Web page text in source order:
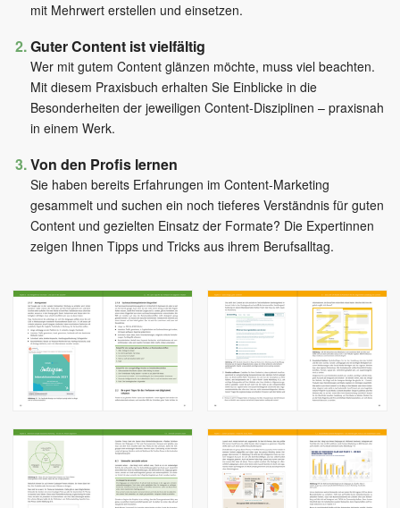
mit Mehrwert erstellen und einsetzen.
Guter Content ist vielfältig
Wer mit gutem Content glänzen möchte, muss viel beachten.
Mit diesem Praxisbuch erhalten Sie Einblicke in die
Besonderheiten der jeweiligen Content-Disziplinen – praxisnah
in einem Werk.
Von den Profis lernen
Sie haben bereits Erfahrungen im Content-Marketing
gesammelt und suchen ein noch tieferes Verständnis für guten
Content und gezielten Einsatz der Formate? Die Expertinnen
zeigen Ihnen Tipps und Tricks aus ihrem Berufsalltag.